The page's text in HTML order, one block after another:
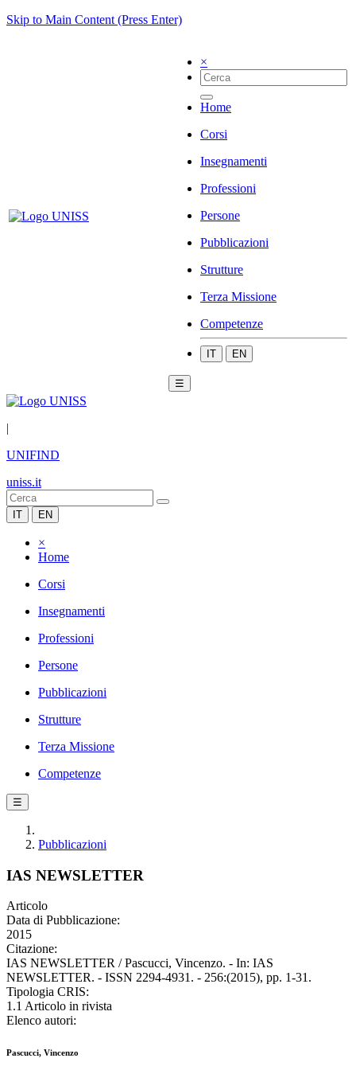
Skip to Main Content (Press Enter)
×
Home
Corsi
Insegnamenti
Professioni
Persone
Pubblicazioni
Strutture
Terza Missione
Competenze
IT EN
☰
|
UNIFIND
uniss.it
IT EN
×
Home
Corsi
Insegnamenti
Professioni
Persone
Pubblicazioni
Strutture
Terza Missione
Competenze
☰
Pubblicazioni
IAS NEWSLETTER
Articolo
Data di Pubblicazione:
2015
Citazione:
IAS NEWSLETTER / Pascucci, Vincenzo. - In: IAS
NEWSLETTER. - ISSN 2294-4931. - 256:(2015), pp. 1-31.
Tipologia CRIS:
1.1 Articolo in rivista
Elenco autori:
Pascucci, Vincenzo